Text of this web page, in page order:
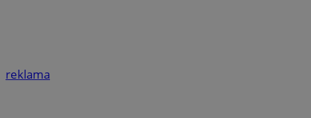
reklama